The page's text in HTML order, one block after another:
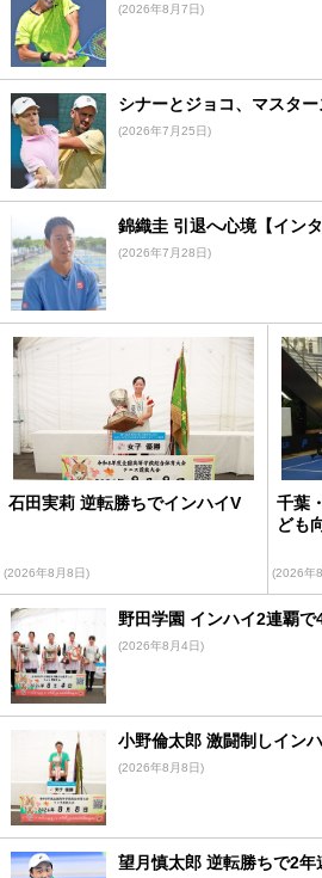
(2026年8月7日)
シナーとジョコ、マスタ
(2026年7月25日)
錦織圭 引退へ心境【インタ
(2026年7月28日)
石田実莉 逆転勝ちでインハイV
(2026年8月8日)
千葉
ども
(2026年
野田学園 インハイ2連覇で
(2026年8月4日)
小野倫太郎 激闘制しイン
(2026年8月8日)
望月慎太郎 逆転勝ちで2年